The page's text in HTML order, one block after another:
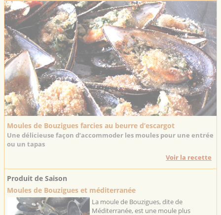
Moules de Bouzigues farcies au beurre d’escargot
Une délicieuse façon d’accommoder les moules pour une entrée
ou un tapas
Voir la recette
Produit de Saison
Moules de Bouzigues et méditerranée
La moule de Bouzigues, dite de
Méditerranée, est une moule plus